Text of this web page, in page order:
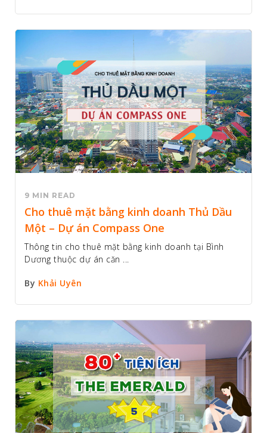
9 MIN READ
Cho thuê mặt bằng kinh doanh Thủ Dầu
Một – Dự án Compass One
Thông tin cho thuê mặt bằng kinh doanh tại Bình
Dương thuộc dự án căn ...
By Khải Uyên